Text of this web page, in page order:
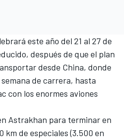
este año del 21 al 27 de
después de que el plan
desde China, donde
de carrera, hasta
con los enormes aviones
Astrakhan para terminar en
km de especiales (3.500 en